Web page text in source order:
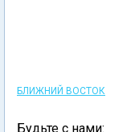
БЛИЖНИЙ ВОСТОК
Будьте с нами: